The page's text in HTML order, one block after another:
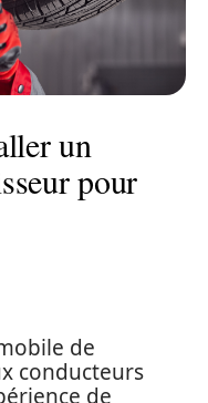
un
pour
de
conducteurs
de